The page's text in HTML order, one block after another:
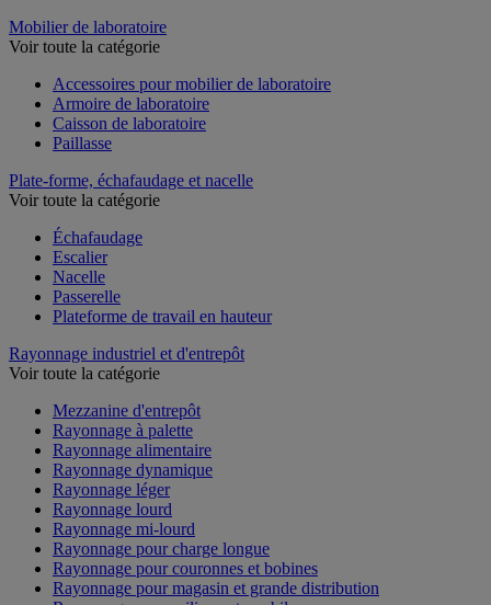
Mobilier de laboratoire
Voir toute la catégorie
Accessoires pour mobilier de laboratoire
Armoire de laboratoire
Caisson de laboratoire
Paillasse
Plate-forme, échafaudage et nacelle
Voir toute la catégorie
Échafaudage
Escalier
Nacelle
Passerelle
Plateforme de travail en hauteur
Rayonnage industriel et d'entrepôt
Voir toute la catégorie
Mezzanine d'entrepôt
Rayonnage à palette
Rayonnage alimentaire
Rayonnage dynamique
Rayonnage léger
Rayonnage lourd
Rayonnage mi-lourd
Rayonnage pour charge longue
Rayonnage pour couronnes et bobines
Rayonnage pour magasin et grande distribution